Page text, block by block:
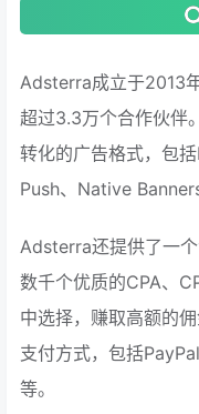
Adsterra成立于2013
超过3.3万个合作伙伴
转化的广告格式，包
Push、Native
Adsterra还提供了一
数千个优质的CPA、
中选择，赚取高额的
支付方式，包括
等。